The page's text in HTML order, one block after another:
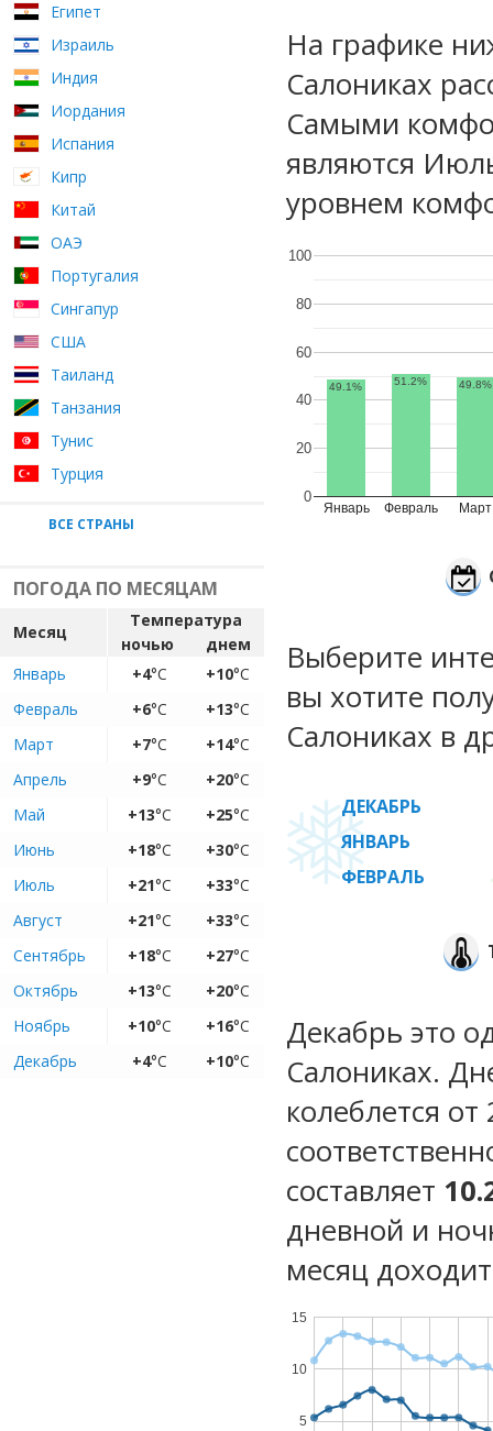
Египет
Израиль
Индия
Иордания
Испания
Кипр
Китай
ОАЭ
Португалия
Сингапур
США
Таиланд
Танзания
Тунис
Турция
ВСЕ СТРАНЫ
ПОГОДА ПО МЕСЯЦАМ
Месяц
Температура
ночью
днем
Январь
+4°C +10°C
Февраль
+6°C +13°C
Март
+7°C +14°C
Апрель
+9°C +20°C
Май
+13°C +25°C
Июнь
+18°C +30°C
Июль
+21°C +33°C
Август
+21°C +33°C
Сентябрь
+18°C +27°C
Октябрь
+13°C +20°C
Ноябрь
+10°C +16°C
Декабрь
+4°C +10°C
На графике
Салониках
Самыми
являются
уровнем
Январь Февраль Март
0
20
40
60
80
100
49.1% 51.2% 49.8%
Выберите
вы хотите
Салониках в
ДЕКАБРЬ
ЯНВАРЬ
ФЕВРАЛЬ
Декабрь это
Салониках.
колеблется от
составляет
дневной и
месяц
5
10
15